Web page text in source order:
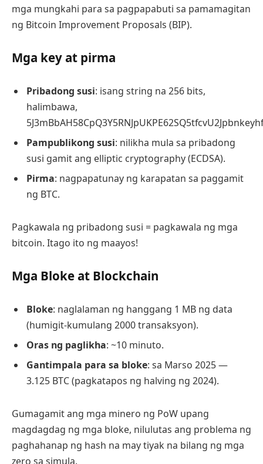
mga mungkahi para sa pagpapabuti sa pamamagitan
ng Bitcoin Improvement Proposals (BIP).
Mga key at pirma
Pribadong susi: isang string na 256 bits,
halimbawa,
Pampublikong susi: nilikha mula sa pribadong
susi gamit ang elliptic cryptography (ECDSA).
Pirma: nagpapatunay ng karapatan sa paggamit
ng BTC.
Pagkawala ng pribadong susi = pagkawala ng mga
bitcoin. Itago ito ng maayos!
Mga Bloke at Blockchain
Bloke: naglalaman ng hanggang 1 MB ng data
(humigit-kumulang 2000 transaksyon).
Oras ng paglikha: ~10 minuto.
Gantimpala para sa bloke: sa Marso 2025 —
3.125 BTC (pagkatapos ng halving ng 2024).
Gumagamit ang mga minero ng PoW upang
magdagdag ng mga bloke, nilulutas ang problema ng
paghahanap ng hash na may tiyak na bilang ng mga
zero sa simula.